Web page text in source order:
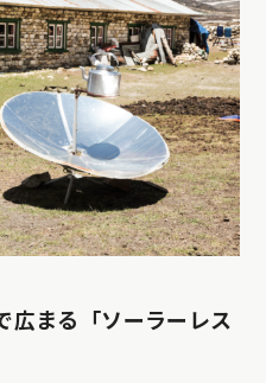
広まる「ソーラーレス